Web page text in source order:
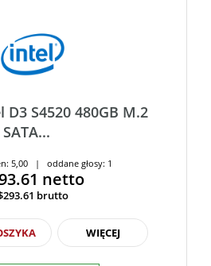
D3 S4520 480GB M.2
SATA...
5,00 | oddane głosy: 1
netto
brutto
WIĘCEJ